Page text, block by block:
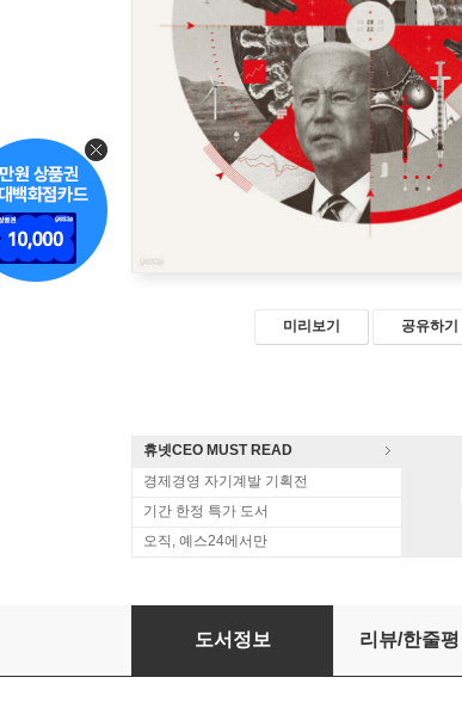
미리보기 공유하기
휴넷CEO MUST READ
경제경영 자기계발 기획전
기간 한정 특가 도서
오직, 예스24에서만
이코노미스트 2022 세계대전망
도서정보 리뷰/한줄평